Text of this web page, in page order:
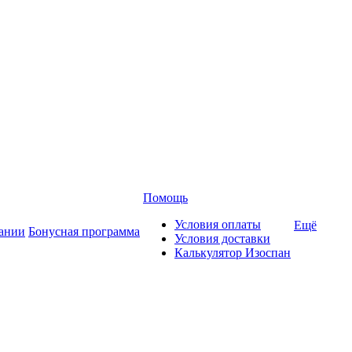
Бонусная программа
Помощь
Условия оплаты
Условия доставки
Калькулятор Изоспан
Ещё